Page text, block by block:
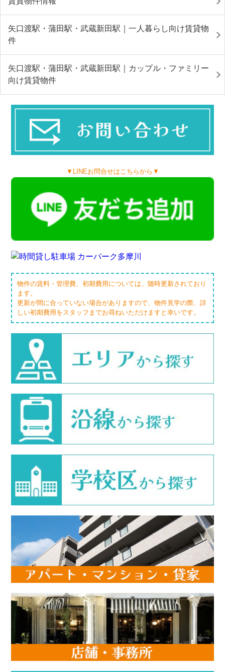
矢口渡駅・蒲田駅・武蔵新田駅｜一人暮らし向け賃貸物
件
矢口渡駅・蒲田駅・武蔵新田駅｜カップル・ファミリー
向け賃貸物件
▼LINEお問合せはこちらから▼
物件の賃料・管理費、初期費用については、随時更新されており
ます。
更新が間に合っていない場合がありますので、物件見学の際、詳
しい初期費用をスタッフまでお尋ねいただけますと幸いです。